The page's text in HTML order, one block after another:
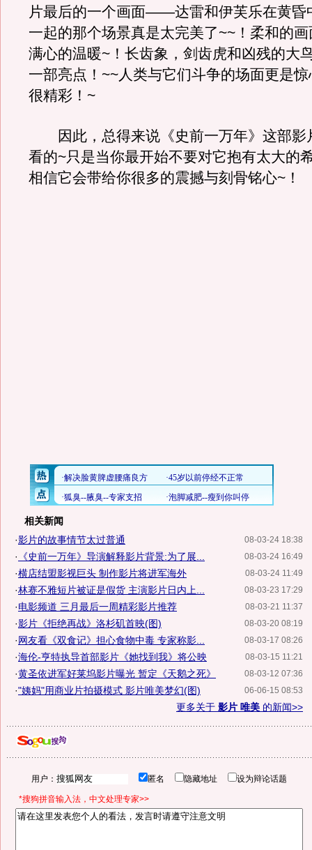
片最后的一个画面——达雷和伊芙乐在黄昏
一起的那个场景真是太完美了~~！柔和的
满心的温暖~！长齿象，剑齿虎和凶残的大
一部亮点！~~人类与它们斗争的场面更是
很精彩！~
因此，总得来说《史前一万年》这部影
看的~只是当你最开始不要对它抱有太大的
相信它会带给你很多的震撼与刻骨铭心~！
相关新闻
08-03-24 18:38
·影片的故事情节太过普通
08-03-24 16:49
· 《史前一万年》导演解释影片背景:为了展...
08-03-24 11:49
·横店结盟影视巨头 制作影片将进军海外
08-03-23 17:29
·林赛不雅短片被证是假货 主演影片日内上...
08-03-21 11:37
·电影频道 三月最后一周精彩影片推荐
08-03-20 08:19
·影片《拒绝再战》洛杉矶首映(图)
08-03-17 08:26
·网友看《双食记》担心食物中毒 专家称影...
08-03-15 11:21
·海伦-亨特执导首部影片《她找到我》将公映
08-03-12 07:36
·黄圣依进军好莱坞影片曝光 暂定《天鹅之死》
06-06-15 08:53
·"姨妈"用商业片拍摄模式 影片唯美梦幻(图)
更多关于 影片 唯美 的新闻>>
用户： 匿名 隐藏地址 设为辩论话题
*搜狗拼音输入法，中文处理专家>>